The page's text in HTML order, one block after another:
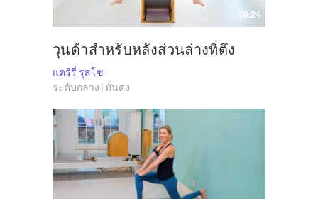
26:24
วุนด้าสำหรับหลังส่วนล่างที่ตึง
แคร์รี่ รุสโซ
ระดับกลาง | มั่นคง